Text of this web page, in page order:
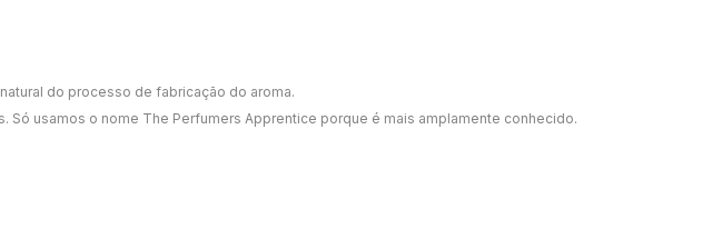
do processo de fabricação do aroma.
usamos o nome The Perfumers Apprentice porque é mais amplamente conhecido.